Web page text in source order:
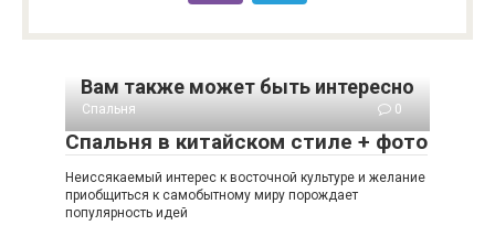
Вам также может быть интересно
Спальня 0
Спальня в китайском стиле + фото
Неиссякаемый интерес к восточной культуре и желание
приобщиться к самобытному миру порождает
популярность идей